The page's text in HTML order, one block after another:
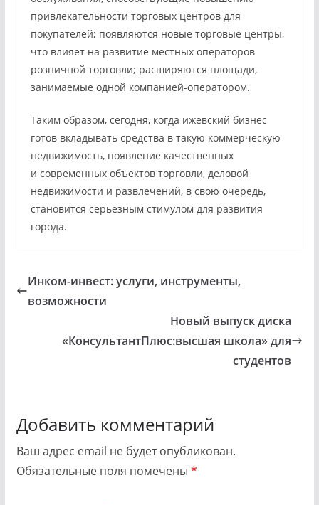
привлекательности торговых центров для
покупателей; появляются новые торговые центры,
что влияет на развитие местных операторов
розничной торговли; расширяются площади,
занимаемые одной компанией-оператором.
Таким образом, сегодня, когда ижевский бизнес
готов вкладывать средства в такую коммерческую
недвижимость, появление качественных
и современных объектов торговли, деловой
недвижимости и развлечений, в свою очередь,
становится серьезным стимулом для развития
города.
Инком-инвест: услуги, инструменты,
возможности
Новый выпуск диска
«КонсультантПлюс:высшая школа» для
студентов
Добавить комментарий
Ваш адрес email не будет опубликован.
Обязательные поля помечены *